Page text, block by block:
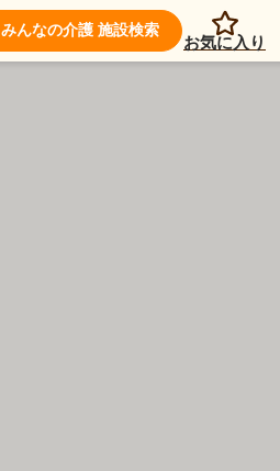
みんなの介護 施設検索
お気に入り